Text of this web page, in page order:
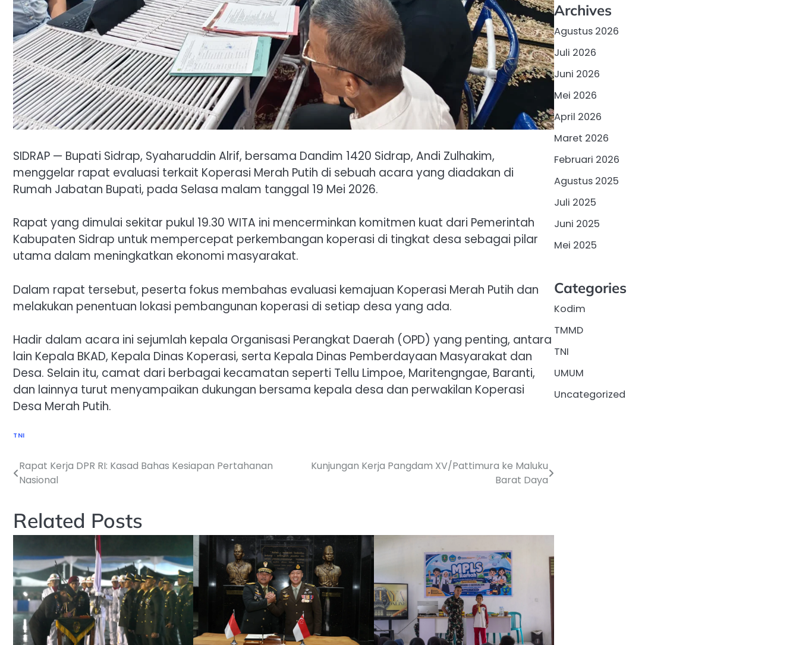
SIDRAP — Bupati Sidrap, Syaharuddin Alrif, bersama Dandim 1420 Sidrap, Andi Zulhakim,
menggelar rapat evaluasi terkait Koperasi Merah Putih di sebuah acara yang diadakan di
Rumah Jabatan Bupati, pada Selasa malam tanggal 19 Mei 2026.
Rapat yang dimulai sekitar pukul 19.30 WITA ini mencerminkan komitmen kuat dari Pemerintah
Kabupaten Sidrap untuk mempercepat perkembangan koperasi di tingkat desa sebagai pilar
utama dalam meningkatkan ekonomi masyarakat.
Dalam rapat tersebut, peserta fokus membahas evaluasi kemajuan Koperasi Merah Putih dan
melakukan penentuan lokasi pembangunan koperasi di setiap desa yang ada.
Hadir dalam acara ini sejumlah kepala Organisasi Perangkat Daerah (OPD) yang penting, antara
lain Kepala BKAD, Kepala Dinas Koperasi, serta Kepala Dinas Pemberdayaan Masyarakat dan
Desa. Selain itu, camat dari berbagai kecamatan seperti Tellu Limpoe, Maritengngae, Baranti,
dan lainnya turut menyampaikan dukungan bersama kepala desa dan perwakilan Koperasi
Desa Merah Putih.
TNI
Navigasi
Rapat Kerja DPR RI: Kasad Bahas Kesiapan Pertahanan
Nasional
Kunjungan Kerja Pangdam XV/Pattimura ke Maluku
Barat Daya
Related Posts
Archives
Agustus 2026
Juli 2026
Juni 2026
Mei 2026
April 2026
Maret 2026
Februari 2026
Agustus 2025
Juli 2025
Juni 2025
Mei 2025
Categories
Kodim
TMMD
TNI
UMUM
Uncategorized